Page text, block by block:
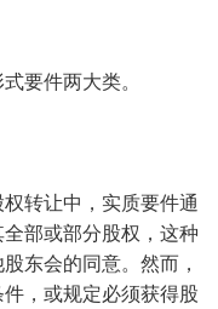
要件两大类。
转让中，实质要件通
部或部分股权，这种
东会的同意。然而，
，或规定必须获得股